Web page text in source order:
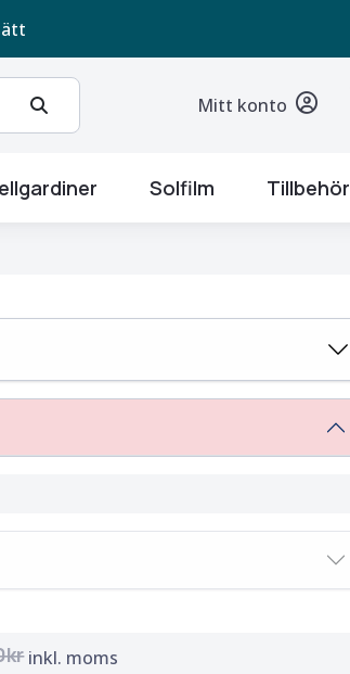
Mitt konto
Solfilm Tillbehör
inkl. moms